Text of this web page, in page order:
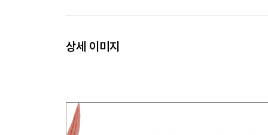
상세 이미지